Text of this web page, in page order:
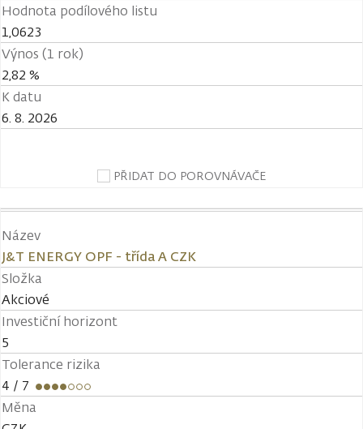
Hodnota podílového listu
1,0623
Výnos (1 rok)
2,82 %
K datu
6. 8. 2026
PŘIDAT DO POROVNÁVAČE
Název
J&T ENERGY OPF - třída A CZK
Složka
Akciové
Investiční horizont
5
Tolerance rizika
4 / 7
Měna